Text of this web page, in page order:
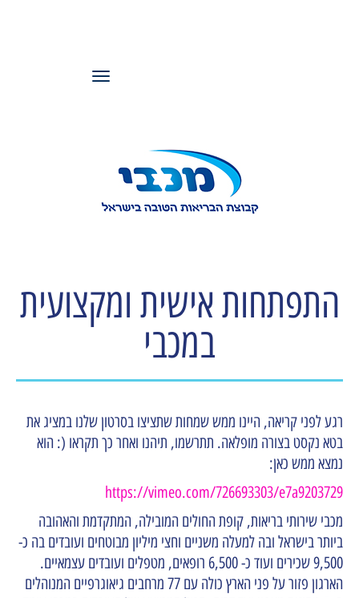
תפריט
התפתחות אישית ומקצועית
במכבי
רגע לפני קריאה, היינו ממש שמחות שתציצו בסרטון שלנו במציג את
בטא נקסט בצורה מופלאה. תתרשמו, תיהנו ואחר כך תקראו (: הוא
נמצא ממש כאן:
https://vimeo.com/726693303/e7a9203729
מכבי שירותי בריאות, קופת החולים המובילה, המתקדמת והאהובה
ביותר בישראל ובה למעלה משניים וחצי מיליון מבוטחים ועובדים בה כ-
9,500 שכירים ועוד כ- 6,500 רופאים, מטפלים ועובדים עצמאיים.
הארגון פזור על פני הארץ כולה עם 77 מרחבים גיאוגרפיים המנוהלים